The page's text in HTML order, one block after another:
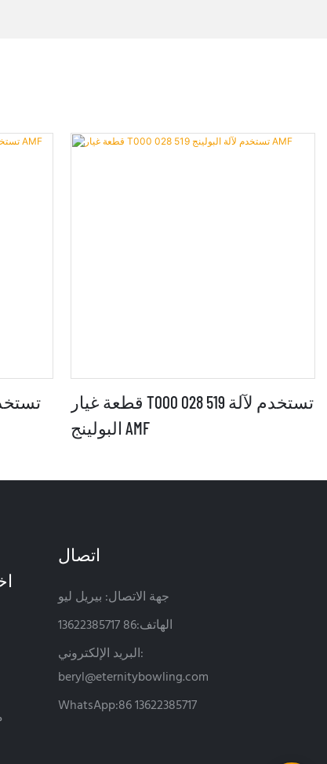
قطعة غيار T000 028 519 تستخدم لآلة
البولينج AMF
اتصال
جهة الاتصال: بيريل ليو
الهاتف:86 13622385717
البريد الإلكتروني:
beryl@eternitybowling.com
WhatsApp:86 13622385717